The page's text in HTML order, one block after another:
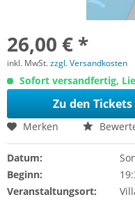
26,00 € *
inkl. MwSt.zzgl. Versandkosten
Sofort versandfertig,
Zu den Tickets
Merken
Datum:
Beginn:
Veranstaltungsort: